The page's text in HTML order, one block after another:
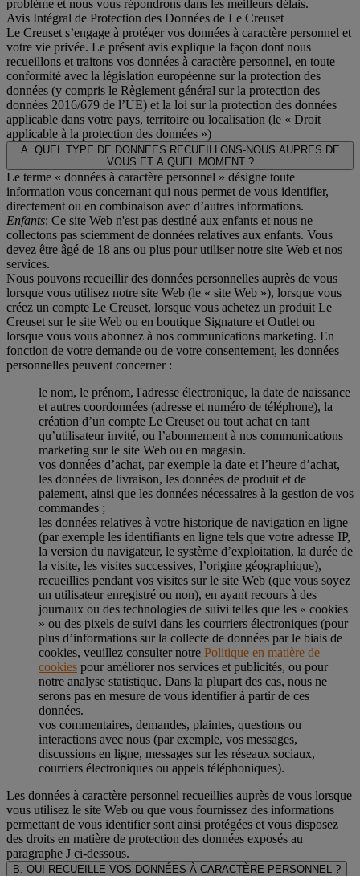
problème et nous vous répondrons dans les meilleurs délais.
Avis Intégral de Protection des Données de Le Creuset
Le Creuset s’engage à protéger vos données à caractère personnel et
votre vie privée. Le présent avis explique la façon dont nous
recueillons et traitons vos données à caractère personnel, en toute
conformité avec la législation européenne sur la protection des
données (y compris le Règlement général sur la protection des
données 2016/679 de l’UE) et la loi sur la protection des données
applicable dans votre pays, territoire ou localisation (le « Droit
applicable à la protection des données »)
A. QUEL TYPE DE DONNEES RECUEILLONS-NOUS AUPRES DE
VOUS ET A QUEL MOMENT ?
Le terme « données à caractère personnel » désigne toute
information vous concernant qui nous permet de vous identifier,
directement ou en combinaison avec d’autres informations.
Enfants: Ce site Web n'est pas destiné aux enfants et nous ne
collectons pas sciemment de données relatives aux enfants. Vous
devez être âgé de 18 ans ou plus pour utiliser notre site Web et nos
services.
Nous pouvons recueillir des données personnelles auprès de vous
lorsque vous utilisez notre site Web (le « site Web »), lorsque vous
créez un compte Le Creuset, lorsque vous achetez un produit Le
Creuset sur le site Web ou en boutique Signature et Outlet ou
lorsque vous vous abonnez à nos communications marketing. En
fonction de votre demande ou de votre consentement, les données
personnelles peuvent concerner :
le nom, le prénom, l'adresse électronique, la date de naissance
et autres coordonnées (adresse et numéro de téléphone), la
création d’un compte Le Creuset ou tout achat en tant
qu’utilisateur invité, ou l’abonnement à nos communications
marketing sur le site Web ou en magasin.
vos données d’achat, par exemple la date et l’heure d’achat,
les données de livraison, les données de produit et de
paiement, ainsi que les données nécessaires à la gestion de vos
commandes ;
les données relatives à votre historique de navigation en ligne
(par exemple les identifiants en ligne tels que votre adresse IP,
la version du navigateur, le système d’exploitation, la durée de
la visite, les visites successives, l’origine géographique),
recueillies pendant vos visites sur le site Web (que vous soyez
un utilisateur enregistré ou non), en ayant recours à des
journaux ou des technologies de suivi telles que les « cookies
» ou des pixels de suivi dans les courriers électroniques (pour
plus d’informations sur la collecte de données par le biais de
cookies, veuillez consulter notre Politique en matière de
cookies pour améliorer nos services et publicités, ou pour
notre analyse statistique. Dans la plupart des cas, nous ne
serons pas en mesure de vous identifier à partir de ces
données.
vos commentaires, demandes, plaintes, questions ou
interactions avec nous (par exemple, vos messages,
discussions en ligne, messages sur les réseaux sociaux,
courriers électroniques ou appels téléphoniques).
Les données à caractère personnel recueillies auprès de vous lorsque
vous utilisez le site Web ou que vous fournissez des informations
permettant de vous identifier sont ainsi protégées et vous disposez
des droits en matière de protection des données exposés au
paragraphe J ci-dessous.
B. QUI RECUEILLE VOS DONNÉES À CARACTÈRE PERSONNEL ?